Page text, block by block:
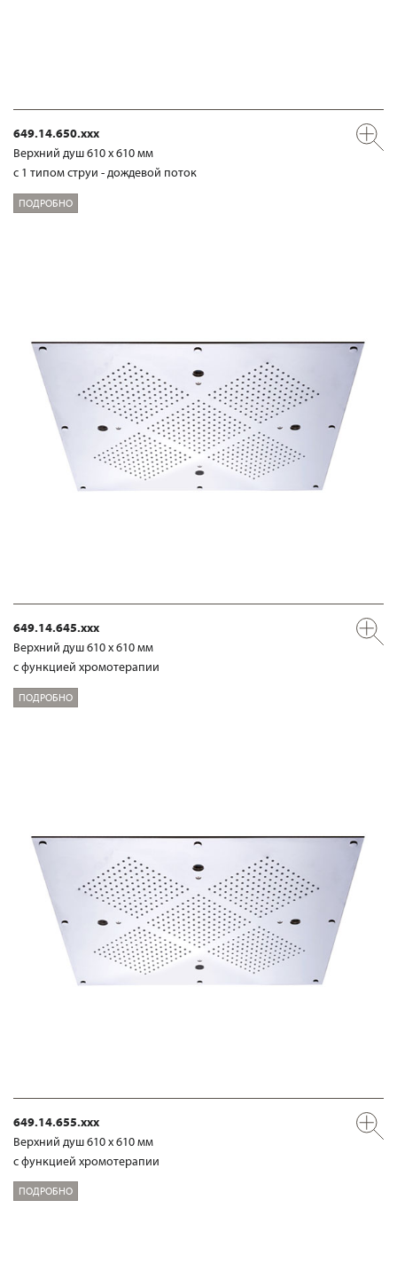
649.14.650.xxx
Верхний душ 610 х 610 мм
с 1 типом струи - дождевой поток
ПОДРОБНО
649.14.645.xxx
Верхний душ 610 х 610 мм
с функцией хромотерапии
ПОДРОБНО
649.14.655.xxx
Верхний душ 610 х 610 мм
с функцией хромотерапии
ПОДРОБНО